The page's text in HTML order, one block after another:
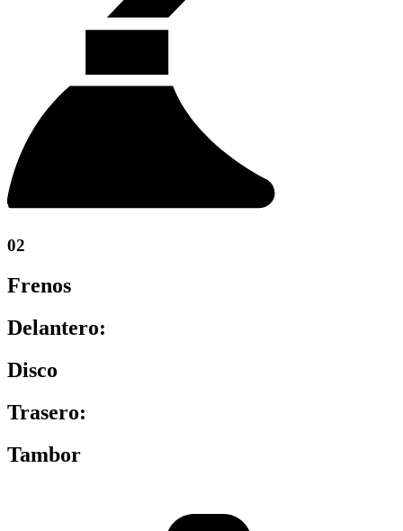
02
Frenos
Delantero:
Disco
Trasero:
Tambor